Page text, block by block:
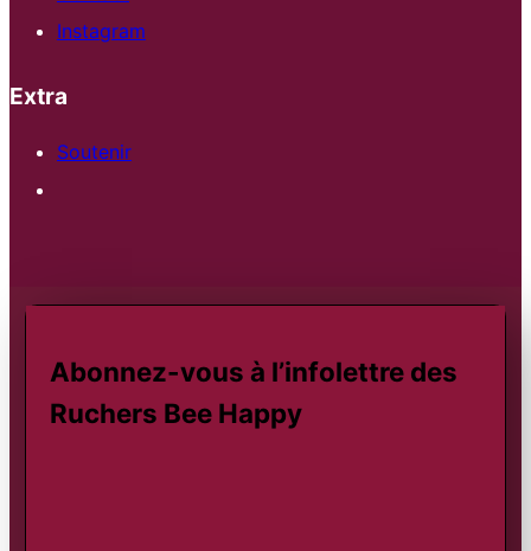
Instagram
Extra
Soutenir
Abonnez-vous à l’infolettre des
Ruchers Bee Happy